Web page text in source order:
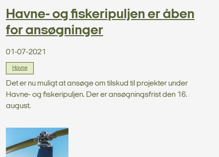
Havne- og fiskeripuljen er åben
for ansøgninger
01-07-2021
Havne
Det er nu muligt at ansøge om tilskud til projekter under
Havne- og fiskeripuljen. Der er ansøgningsfrist den 16.
august.